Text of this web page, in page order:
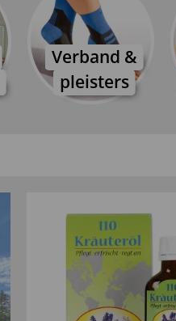
Verband &
pleisters